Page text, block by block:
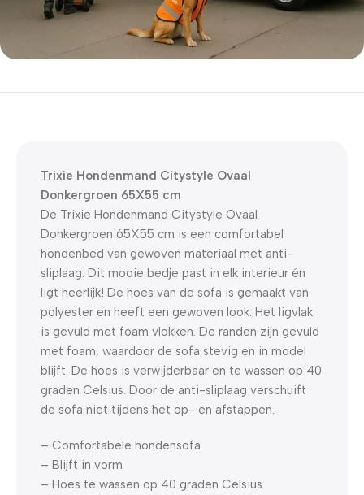
5% korting met code
Trixie Hondenmand Citystyle Ovaal
Donkergroen 65X55 cm
De Trixie Hondenmand Citystyle Ovaal
Donkergroen 65X55 cm is een comfortabel
hondenbed van gewoven materiaal met anti-
sliplaag. Dit mooie bedje past in elk interieur én
ligt heerlijk! De hoes van de sofa is gemaakt van
polyester en heeft een gewoven look. Het ligvlak
is gevuld met foam vlokken. De randen zijn gevuld
met foam, waardoor de sofa stevig en in model
blijft. De hoes is verwijderbaar en te wassen op 40
graden Celsius. Door de anti-sliplaag verschuift
de sofa niet tijdens het op- en afstappen.
– Comfortabele hondensofa
– Blijft in vorm
– Hoes te wassen op 40 graden Celsius